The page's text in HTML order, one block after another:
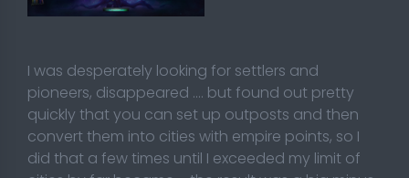
I was desperately looking for settlers and
pioneers, disappeared .... but found out pretty
quickly that you can set up outposts and then
convert them into cities with empire points, so I
did that a few times until I exceeded my limit of